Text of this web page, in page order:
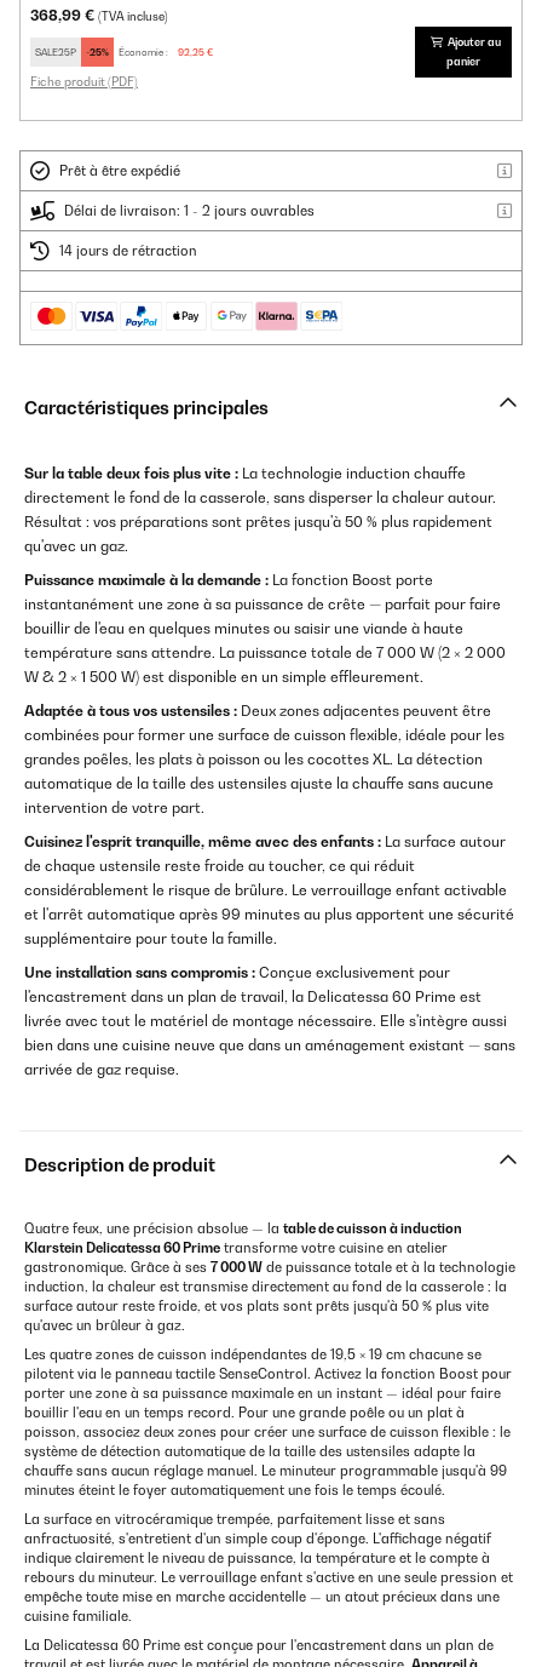
368,99 € (TVA incluse)
SALE25P -25% Économie : 92,25 €
Fiche produit (PDF)
Ajouter au
panier
Prêt à être expédié
Délai de livraison: 1 - 2 jours ouvrables
14 jours de rétraction
Caractéristiques principales
Sur la table deux fois plus vite : La technologie induction chauffe
directement le fond de la casserole, sans disperser la chaleur autour.
Résultat : vos préparations sont prêtes jusqu'à 50 % plus rapidement
qu'avec un gaz.
Puissance maximale à la demande : La fonction Boost porte
instantanément une zone à sa puissance de crête — parfait pour faire
bouillir de l'eau en quelques minutes ou saisir une viande à haute
température sans attendre. La puissance totale de 7 000 W (2 × 2 000
W & 2 × 1 500 W) est disponible en un simple effleurement.
Adaptée à tous vos ustensiles : Deux zones adjacentes peuvent être
combinées pour former une surface de cuisson flexible, idéale pour les
grandes poêles, les plats à poisson ou les cocottes XL. La détection
automatique de la taille des ustensiles ajuste la chauffe sans aucune
intervention de votre part.
Cuisinez l'esprit tranquille, même avec des enfants : La surface autour
de chaque ustensile reste froide au toucher, ce qui réduit
considérablement le risque de brûlure. Le verrouillage enfant activable
et l'arrêt automatique après 99 minutes au plus apportent une sécurité
supplémentaire pour toute la famille.
Une installation sans compromis : Conçue exclusivement pour
l'encastrement dans un plan de travail, la Delicatessa 60 Prime est
livrée avec tout le matériel de montage nécessaire. Elle s'intègre aussi
bien dans une cuisine neuve que dans un aménagement existant — sans
arrivée de gaz requise.
Description de produit
Quatre feux, une précision absolue — la table de cuisson à induction
Klarstein Delicatessa 60 Prime transforme votre cuisine en atelier
gastronomique. Grâce à ses 7 000 W de puissance totale et à la technologie
induction, la chaleur est transmise directement au fond de la casserole : la
surface autour reste froide, et vos plats sont prêts jusqu'à 50 % plus vite
qu'avec un brûleur à gaz.
Les quatre zones de cuisson indépendantes de 19,5 × 19 cm chacune se
pilotent via le panneau tactile SenseControl. Activez la fonction Boost pour
porter une zone à sa puissance maximale en un instant — idéal pour faire
bouillir l'eau en un temps record. Pour une grande poêle ou un plat à
poisson, associez deux zones pour créer une surface de cuisson flexible : le
système de détection automatique de la taille des ustensiles adapte la
chauffe sans aucun réglage manuel. Le minuteur programmable jusqu'à 99
minutes éteint le foyer automatiquement une fois le temps écoulé.
La surface en vitrocéramique trempée, parfaitement lisse et sans
anfractuosité, s'entretient d'un simple coup d'éponge. L'affichage négatif
indique clairement le niveau de puissance, la température et le compte à
rebours du minuteur. Le verrouillage enfant s'active en une seule pression et
empêche toute mise en marche accidentelle — un atout précieux dans une
cuisine familiale.
La Delicatessa 60 Prime est conçue pour l'encastrement dans un plan de